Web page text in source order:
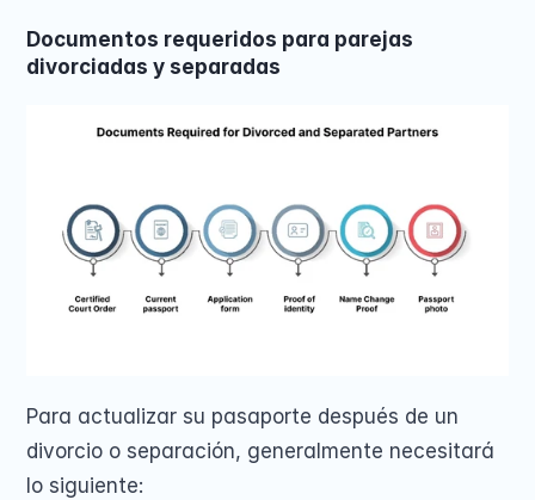
Documentos requeridos para parejas
divorciadas y separadas
Para actualizar su pasaporte después de un
divorcio o separación, generalmente necesitará
lo siguiente: